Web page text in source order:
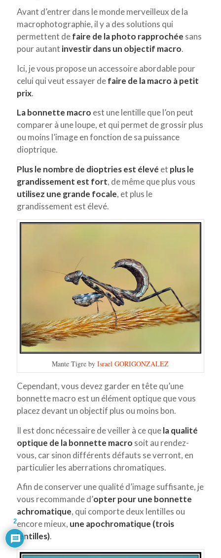
Avant d’entrer dans le monde merveilleux de la
macrophotographie, il y a des solutions qui
permettent defaire de la photo rapprochée sans
pour autant investir dans un objectif macro.
Ici, je vous propose un accessoire abordable pour
celui qui veut essayer defaire de la macro à petit
prix.
La bonnette macro est une lentille que l’on peut
comparer à une loupe, et qui permet de grossir plus
ou moins l’image en fonction de sa puissance
dioptrique.
Plus le nombre de dioptries est élevé et plus le
grandissement est fort, de même que plus vous
utilisez une grande focale, et plus le
grandissement est élevé.
Mante Tigre byIsrael GORIGONZALEZ
Cependant, vous devez garder en tête qu’une
bonnette macro est un élément optique que vous
placez devant un objectif plus ou moins bon.
Il est donc nécessaire de veiller à ce quela qualité
optique de la bonnette macro soit au rendez-
vous, car sinon différents défauts se verront, en
particulier les aberrations chromatiques.
Afin de conserver une qualité d’image suffisante, je
vous recommande d’opter pour une bonnette
achromatique, qui comporte deux lentilles ou
encore mieux, une apochromatique (trois
lentilles).
2